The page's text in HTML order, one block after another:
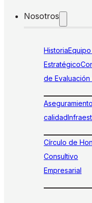
Nosotros
Historia
Estratégico
de Evaluación
calidad
Círculo de
Consultivo
Empresarial